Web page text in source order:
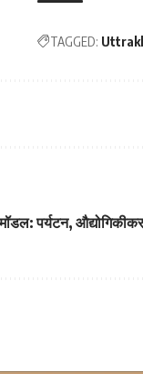
TAGGED:
पर्यटन,